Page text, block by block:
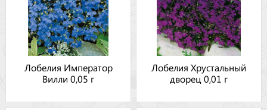
Лобелия Император
Вилли 0,05 г
Лобелия Хрустальный
дворец 0,01 г